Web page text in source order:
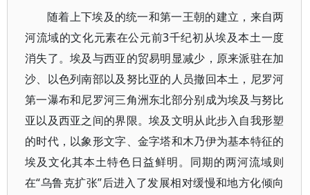
随着上下埃及的统一和第一王朝的建立，来自两
河流域的文化元素在公元前3千纪初从埃及本土一度
消失了。埃及与西亚的贸易明显减少，原来派驻在加
沙、以色列南部以及努比亚的人员撤回本土，尼罗河
第一瀑布和尼罗河三角洲东北部分别成为埃及与努比
亚以及西亚之间的界限。埃及文明从此步入自我形塑
的时代，以象形文字、金字塔和木乃伊为基本特征的
埃及文化其本土特色日益鲜明。同期的两河流域则
在“乌鲁克扩张”后进入了发展相对缓慢和地方化倾向